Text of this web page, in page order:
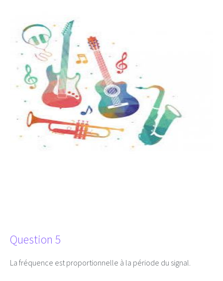
Question 5
La fréquence est proportionnelle à la période du signal.